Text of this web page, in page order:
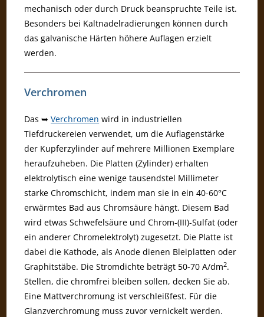
mechanisch oder durch Druck beanspruchte Teile ist.
Besonders bei Kaltnadelradierungen können durch
das galvanische Härten höhere Auflagen erzielt
werden.
Verchromen
Das ➥Verchromen wird in industriellen
Tiefdruckereien verwendet, um die Auflagenstärke
der Kupferzylinder auf mehrere Millionen Exemplare
heraufzuheben. Die Platten (Zylinder) erhalten
elektrolytisch eine wenige tausendstel Millimeter
starke Chromschicht, indem man sie in ein 40-60°C
erwärmtes Bad aus Chromsäure hängt. Diesem Bad
wird etwas Schwefelsäure und Chrom-(III)-Sulfat (oder
ein anderer Chromelektrolyt) zugesetzt. Die Platte ist
dabei die Kathode, als Anode dienen Bleiplatten oder
Graphitstäbe. Die Stromdichte beträgt 50-70 A/dm2.
Stellen, die chromfrei bleiben sollen, decken Sie ab.
Eine Mattverchromung ist verschleißfest. Für die
Glanzverchromung muss zuvor vernickelt werden.